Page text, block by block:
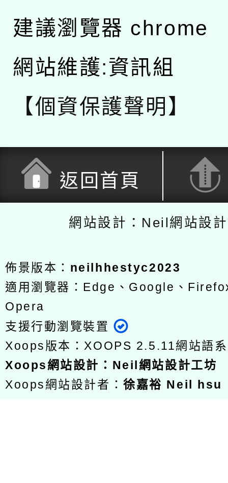
建議瀏覽器 chrome
網站維護:資訊組
【個資保護聲明】
返回首頁
網站設計：Neil網站設
佈景版本： neilhhestyc2023
適用瀏覽器：Edge、Google、
Opera
支援行動瀏覽裝置
Xoops版本： XOOPS 2.5.11網站語
Xoops網站設計 ： Neil網站設計工坊
Xoops網站設計者：徐嘉裕 Neil hsu